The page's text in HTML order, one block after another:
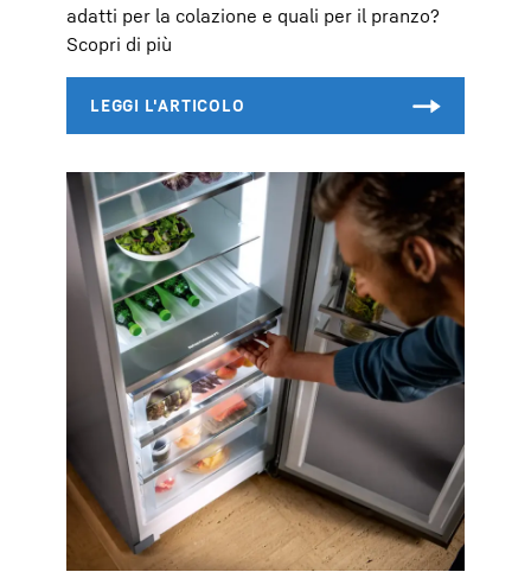
adatti per la colazione e quali per il pranzo?
Scopri di più